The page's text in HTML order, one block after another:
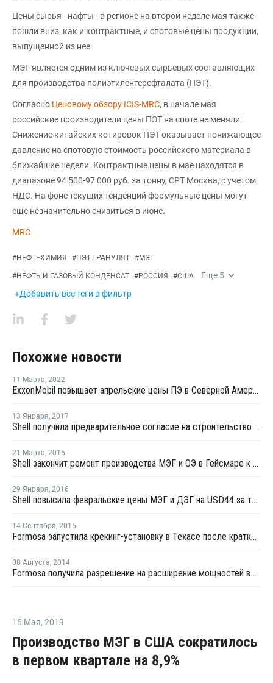
Цены сырья - нафты - в регионе на второй неделе мая также
пошли вниз, как и контрактные, и спотовые цены продукции,
выпущенной из нее.
МЭГ является одним из ключевых сырьевых составляющих
для производства полиэтилентерефталата (ПЭТ).
Согласно Ценовому обзору ICIS-MRC, в начале мая
российские производители цены ПЭТ на споте не меняли.
Снижение китайских котировок ПЭТ оказывает понижающее
давление на спотовую стоимость российского материала в
ближайшие недели. Контрактные цены в мае находятся в
диапазоне 94 500-97 000 руб. за тонну, CPT Москва, с учетом
НДС. На фоне текущих тенденций формульные цены могут
еще незначительно снизиться в июне.
MRC
#НЕФТЕХИМИЯ #ПЭТ-ГРАНУЛЯТ #МЭГ
#НЕФТЬ И ГАЗОВЫЙ КОНДЕНСАТ #РОССИЯ #США Еще 5
+Добавить все теги в фильтр
Похожие новости
11 Марта, 2022
ExxonMobil повышает апрельские цены ПЭ в Северной Америке
13 Января, 2017
Shell получила предварительное согласие на строительство этанового комплекса в Пенсильвании
21 Марта, 2016
Shell закончит ремонт производства МЭГ и ОЭ в Гейсмаре к концу апреля
29 Января, 2016
Shell повысила февральские цены МЭГ и ДЭГ на USD44 за тонну
14 Сентября, 2015
Formosa запустила крекинг-установку в Техасе после кратковременной остановки
08 Августа, 2014
Formosa получила разрешение на расширение мощностей в Техасе
16 Мая, 2019
Производство МЭГ в США сократилось
в первом квартале на 8,9%